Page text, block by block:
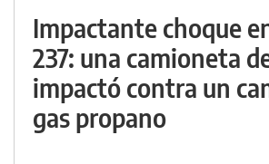
Impactante choque
237: una camioneta
impactó contra un
gas propano